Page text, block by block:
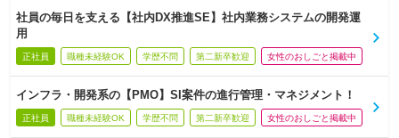
社員の毎日を支える【社内DX推進SE】社内業務システムの開発運
用
正社員 職種未経験OK 学歴不問 第二新卒歓迎 女性のおしごと掲載中
インフラ・開発系の【PMO】SI案件の進行管理・マネジメント！
正社員 職種未経験OK 学歴不問 第二新卒歓迎 女性のおしごと掲載中